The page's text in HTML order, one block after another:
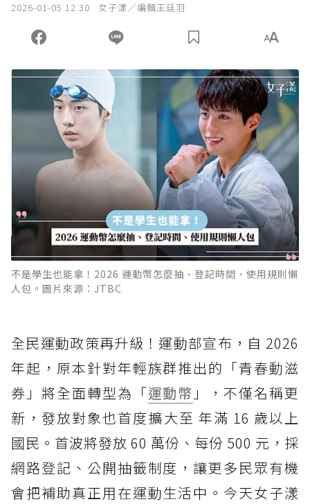
2026-01-05 12:30 女子漾／編輯王廷羽
不是學生也能拿！2026 運動幣怎麼抽、登記時間、使用規則懶
人包。圖片來源：JTBC
全民運動政策再升級！運動部宣布，自 2026
年起，原本針對年輕族群推出的「青春動滋
券」將全面轉型為「運動幣 」，不僅名稱更
新，發放對象也首度擴大至 年滿 16 歲以上
國民。首波將發放 60 萬份、每份 500 元，採
網路登記、公開抽籤制度，讓更多民眾有機
會把補助真正用在運動生活中。今天女子漾